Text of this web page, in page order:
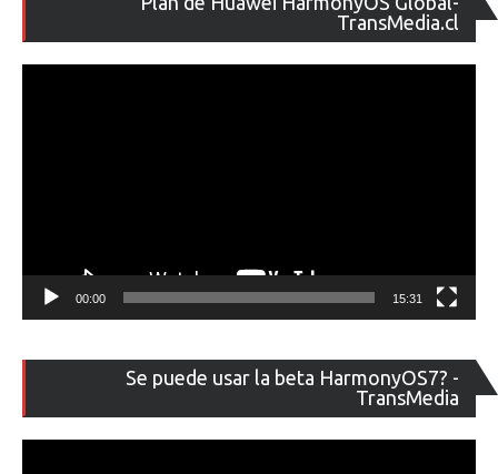
TransMedia.cl
de
00:00 15:31
Se puede usar la beta HarmonyOS7? -
TransMedia
de